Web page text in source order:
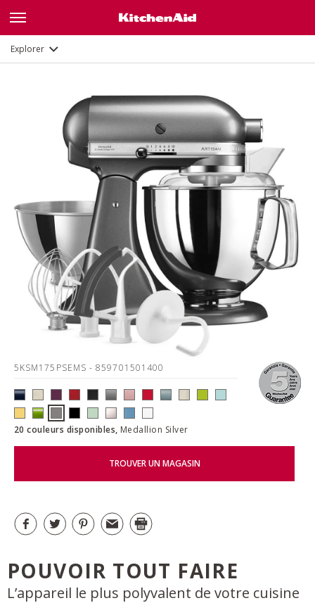
Explorer
5KSM175PSEMS- 859701501400
20 couleurs disponibles, Medallion Silver
TROUVER UN MAGASIN
POUVOIR TOUT FAIRE
L’appareil le plus polyvalent de votre cuisine